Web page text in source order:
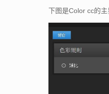
下图是Color cc的